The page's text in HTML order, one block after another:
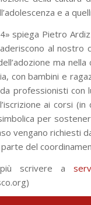
e a
spiega Pietro
al nostro
ma
con bambini e
professionisti con
ai corsi
per
vengano richiesti
del
scrivere a